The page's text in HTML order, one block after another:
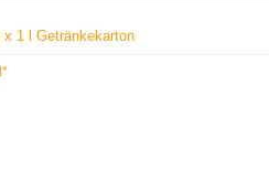
1 l Getränkekarton